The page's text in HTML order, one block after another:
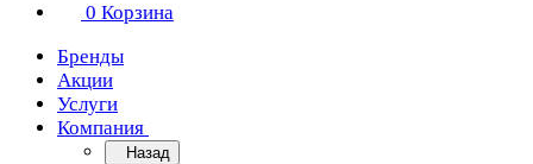
0 Корзина
Бренды
Акции
Услуги
Компания
Назад